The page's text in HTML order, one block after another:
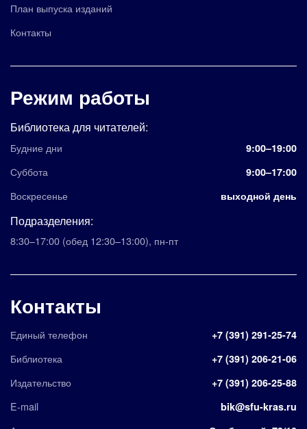
План выпуска изданий
Контакты
Режим работы
Библиотека для читателей:
Будние дни 9:00–19:00
Суббота 9:00–17:00
Воскресенье выходной день
Подразделения:
8:30–17:00 (обед 12:30–13:00), пн-пт
Контакты
Единый телефон +7 (391) 291-25-74
Библиотека +7 (391) 206-21-06
Издательство +7 (391) 206-25-88
E-mail bik@sfu-kras.ru